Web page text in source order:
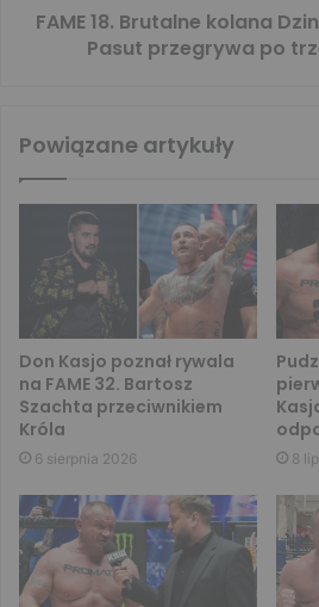
FAME 18. Brutalne kolana
Pasut przegrywa po
Powiązane artykuły
Don Kasjo poznał rywala
na FAME 32. Bartosz
Szachta przeciwnikiem
Króla
6 sierpnia 2026 8